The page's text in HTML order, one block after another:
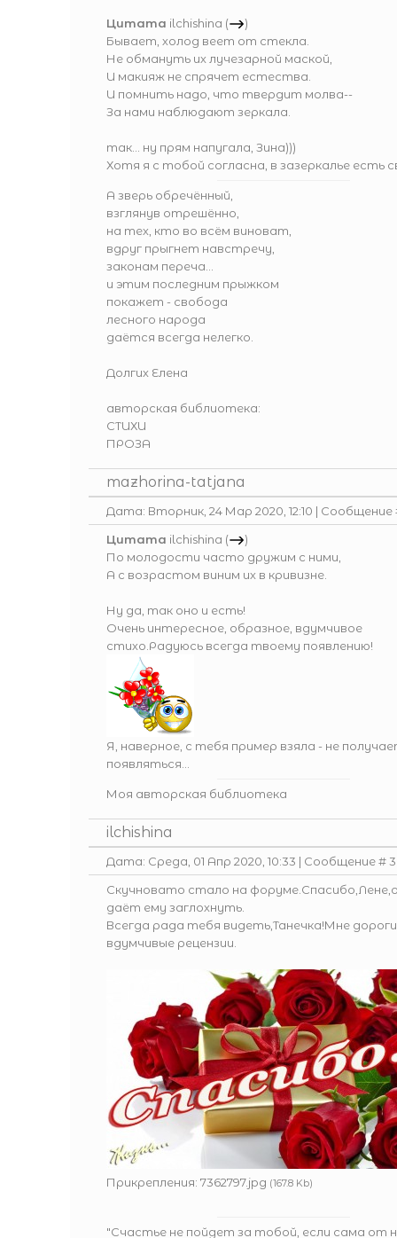
Цитата ilchishina (
)
Бывает, холод веет от стекла.
Не обмануть их лучезарной маской,
И макияж не спрячет естества.
И помнить надо, что твердит молва--
За нами наблюдают зеркала.
так... ну прям напугала, Зина)))
Хотя я с тобой согласна, в зазеркалье есть
А зверь обречённый,
взглянув отрешённо,
на тех, кто во всём виноват,
вдруг прыгнет навстречу,
законам переча...
и этим последним прыжком
покажет - свобода
лесного народа
даётся всегда нелегко.
Долгих Елена
авторская библиотека:
СТИХИ
ПРОЗА
mazhorina-tatjana
Дата: Вторник, 24 Мар 2020, 12:10 |
Цитата ilchishina (
)
По молодости часто дружим с ними,
А с возрастом виним их в кривизне.
Ну да, так оно и есть!
Очень интересное, образное, вдумчивое
стихо.Радуюсь всегда твоему появлению!
Я, наверное, с тебя пример взяла - не
появляться...
Моя авторская библиотека
ilchishina
Дата: Среда, 01 Апр 2020, 10:33 | Сообщение #
Скучновато стало на
даёт ему заглохнуть.
Всегда рада тебя видеть,Танечка!Мне
вдумчивые рецензии.
Прикрепления: 7362797.jpg (167.8 Kb)
"Счастье не пойдет за тобой, если сама от